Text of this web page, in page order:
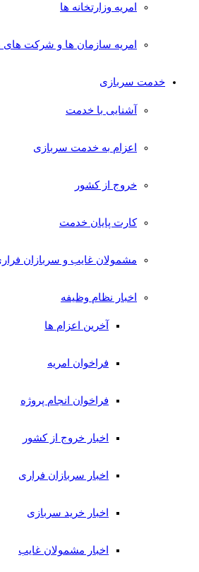
امریه وزارتخانه ها
امریه سازمان ها و شرکت های
خدمت سربازی
آشنایی با خدمت
اعزام به خدمت سربازی
خروج از کشور
کارت پایان خدمت
مشمولان غایب و سربازان فراری
اخبار نظام وظیفه
آخرین اعزام ها
فراخوان امریه
فراخوان انجام پروژه
اخبار خروج از کشور
اخبار سربازان فراری
اخبار خرید سربازی
اخبار مشمولان غایب